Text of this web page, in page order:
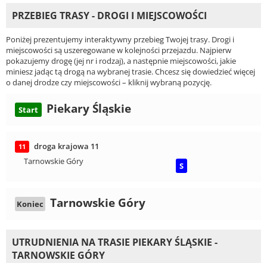
PRZEBIEG TRASY - DROGI I MIEJSCOWOŚCI
Poniżej prezentujemy interaktywny przebieg Twojej trasy. Drogi i
miejscowości są uszeregowane w kolejności przejazdu. Najpierw
pokazujemy drogę (jej nr i rodzaj), a następnie miejscowości, jakie
miniesz jadąc tą drogą na wybranej trasie. Chcesz się dowiedzieć więcej
o danej drodze czy miejscowości – kliknij wybraną pozycję.
Start Piekary Śląskie
11
droga krajowa 11
Tarnowskie Góry
S
Koniec Tarnowskie Góry
UTRUDNIENIA NA TRASIE PIEKARY ŚLĄSKIE -
TARNOWSKIE GÓRY